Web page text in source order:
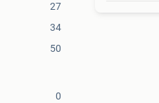
27
34
50
0